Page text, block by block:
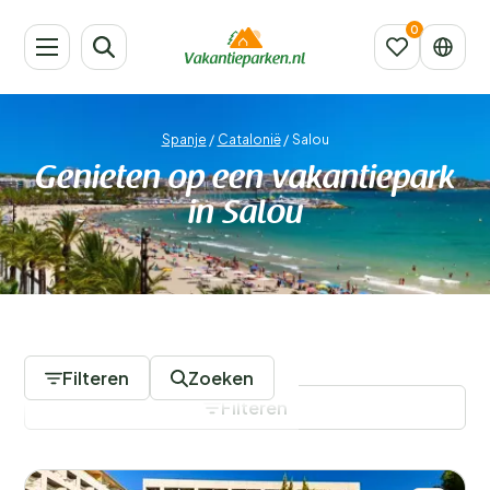
Spanje / Catalonië / Salou
Genieten op een vakantiepark
in Salou
Filteren Zoeken
Filteren